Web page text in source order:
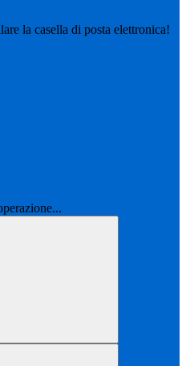
la casella di posta elettronica!